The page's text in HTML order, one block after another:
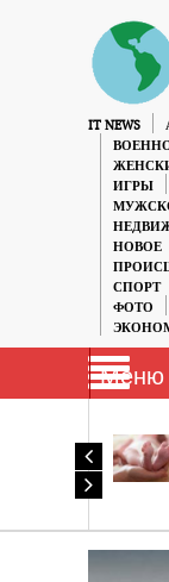
IT NEWS
ИГРЫ
НОВОЕ
СПОРТ
ФОТО
Меню